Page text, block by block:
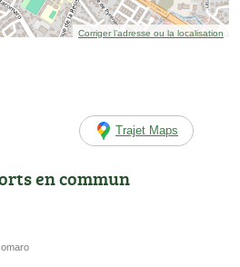
Corriger l’adresse ou la localisation
Trajet Maps
en commun